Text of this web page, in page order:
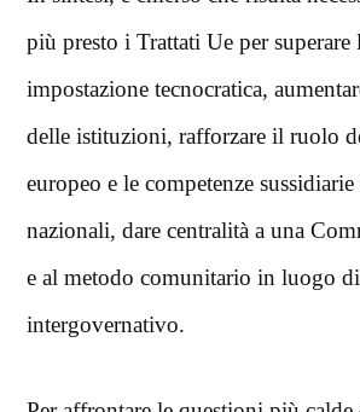
più presto i Trattati Ue per superare
impostazione tecnocratica,
delle istituzioni, rafforzare il ruolo
europeo e le competenze
nazionali, dare centralità a una
e al metodo comunitario in luogo
intergovernativo.